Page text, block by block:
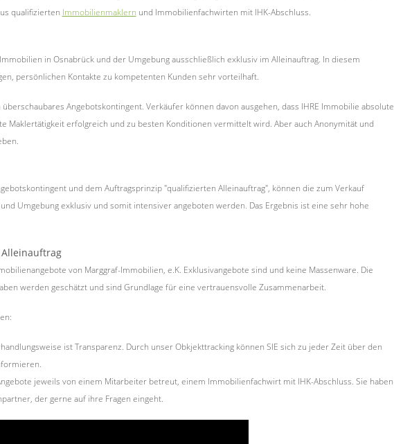
qualifizierten Immobilienmaklern und Immobilienfachwirten mit IHK-Abschluss.
in Osnabrück und der Umgebung ausschließlich exklusiv im Alleinauftrag. In diesem
persönlichen Kontakte zu kompetenten Kunden sehr vorteilhaft.
Angebotskontingent. Verkäufer können davon ausgehen, dass IHRE Immobilie absolute
Maklertätigkeit erfolgreich und zu besten Konditionen vermittelt wird. Aber auch Anonymität und
und dem Auftragsprinzip "qualifizierten Alleinauftrag", können die zum Verkauf
Umgebung exklusiv und somit intensiver angeboten werden. Das Ergebnis ist eine sehr hohe
von Marggraf-Immobilien, e.K. Exklusivangebote sind und keine Massenware. Die
werden geschätzt und sind Grundlage für eine vertrauensvolle Zusammenarbeit.
ist Transparenz. Durch unser Obkjekttracking können SIE sich zu jeder Zeit über den
jeweils von einem Mitarbeiter betreut, einem Immobilienfachwirt mit IHK-Abschluss. Sie haben
der gerne auf ihre Fragen eingeht.